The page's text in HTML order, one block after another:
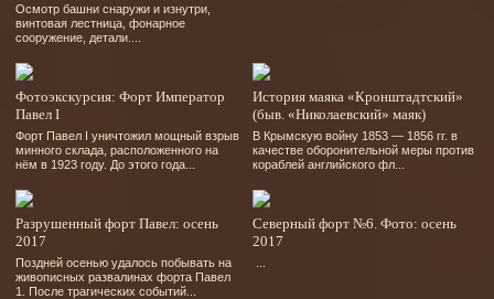
Осмотр башни снаружи и изнутри,
винтовая лестница, фонарное
сооружение, детали....
Фотоэкскурсия: Форт Император
Павел I
Форт Павел І уничтожил мощный взрыв
минного склада, расположенного на
нём в 1923 году. До этого года...
История маяка «Кронштадтский»
(быв. «Николаевский» маяк)
В Крымскую войну 1853 — 1856 гг. в
качестве оборонительной меры против
кораблей английского фл...
Разрушенный форт Павел: осень
2017
Поздней осенью удалось побывать на
живописных развалинах форта Павел
1. После трагических событий...
Северный форт №6. Фото: осень
2017